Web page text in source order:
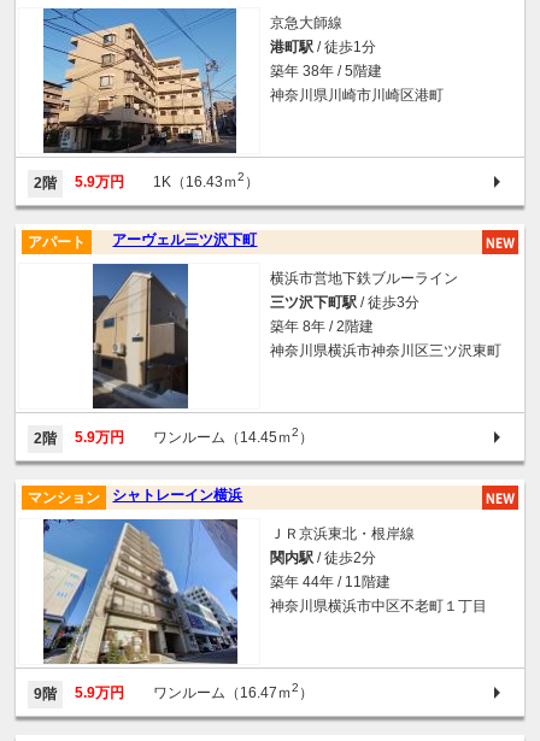
京急大師線
港町駅 / 徒歩1分
築年 38年 / 5階建
神奈川県川崎市川崎区港町
2階 5.9万円 1K（16.43ｍ2 ）
アーヴェル三ツ沢下町
アパート
横浜市営地下鉄ブルーライン
三ツ沢下町駅 / 徒歩3分
築年 8年 / 2階建
神奈川県横浜市神奈川区三ツ沢東町
2階 5.9万円 ワンルーム（14.45ｍ2 ）
シャトレーイン横浜
マンション
ＪＲ京浜東北・根岸線
関内駅 / 徒歩2分
築年 44年 / 11階建
神奈川県横浜市中区不老町１丁目
9階 5.9万円 ワンルーム（16.47ｍ2 ）